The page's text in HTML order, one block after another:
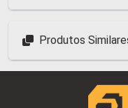
Produtos